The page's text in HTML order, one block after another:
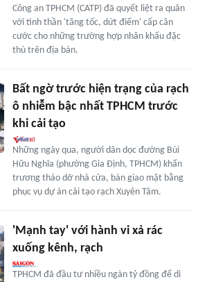
Công an TPHCM (CATP) đã quyết liệt ra quân
với tinh thần 'tăng tốc, dứt điểm' cấp căn
cước cho những trường hợp nhân khẩu đặc
thù trên địa bàn.
Bất ngờ trước hiện trạng của rạch
ô nhiễm bậc nhất TPHCM trước
khi cải tạo
Những ngày qua, người dân dọc đường Bùi
Hữu Nghĩa (phường Gia Định, TPHCM) khẩn
trương tháo dỡ nhà cửa, bàn giao mặt bằng
phục vụ dự án cải tạo rạch Xuyên Tâm.
'Mạnh tay' với hành vi xả rác
xuống kênh, rạch
TPHCM đã đầu tư nhiều ngàn tỷ đồng để di